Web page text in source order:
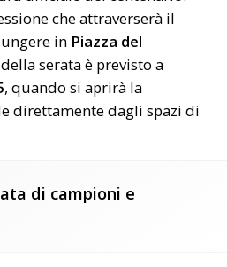
che attraverserà il
in Piazza del
serata è previsto a
, quando si aprirà la
direttamente dagli spazi di
di campioni e